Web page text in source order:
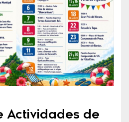
Actividades de